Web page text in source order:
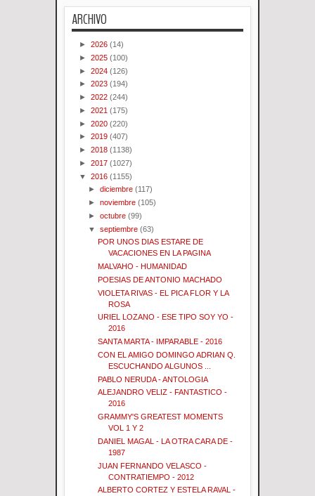
ARCHIVO
► 2026 (14)
► 2025 (100)
► 2024 (126)
► 2023 (194)
► 2022 (244)
► 2021 (175)
► 2020 (220)
► 2019 (407)
► 2018 (1138)
► 2017 (1027)
▼ 2016 (1155)
►diciembre (117)
►noviembre (105)
►octubre (99)
▼septiembre (63)
POR UNOS DIAS ESTARE DE
VACACIONES EN LA PAGINA
MALVAHO - HUMANIDAD
POESIAS DE ANTONIO MACHADO
VIOLETA RIVAS - EL PICA FLOR Y LA
ROSA
URIEL LOZANO - ESE TIPO SOY YO -
2016
SANTA MARTA - IMPARABLE - 2016
CON EL AMIGO DOMINGO ADRIAN Q.
ESCUCHANDO ALGUNOS ...
PABLO NERUDA - ANTOLOGIA
ALEJANDRO VELIZ - FANTASTICO -
2016
GRAMMY'S GREATEST MOMENTS
VOL 1 Y 2
DANIEL MAGAL - LA OTRA CARA DE -
1987
JUAN FERNANDO VELASCO -
CONTRATIEMPO - 2012
ALBERTO CORTEZ Y ESTELA RAVAL -